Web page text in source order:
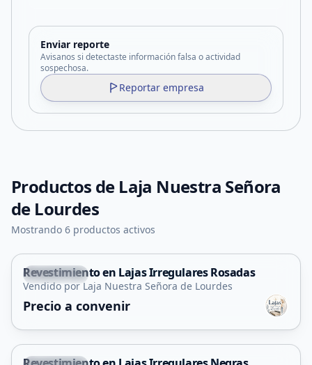
Enviar reporte
Avisanos si detectaste información falsa o actividad
sospechosa.
Reportar empresa
Productos de Laja Nuestra Señora
de Lourdes
Mostrando 6 productos activos
La Florida
Revestimiento en Lajas Irregulares Rosadas
Vendido por Laja Nuestra Señora de Lourdes
Precio a convenir